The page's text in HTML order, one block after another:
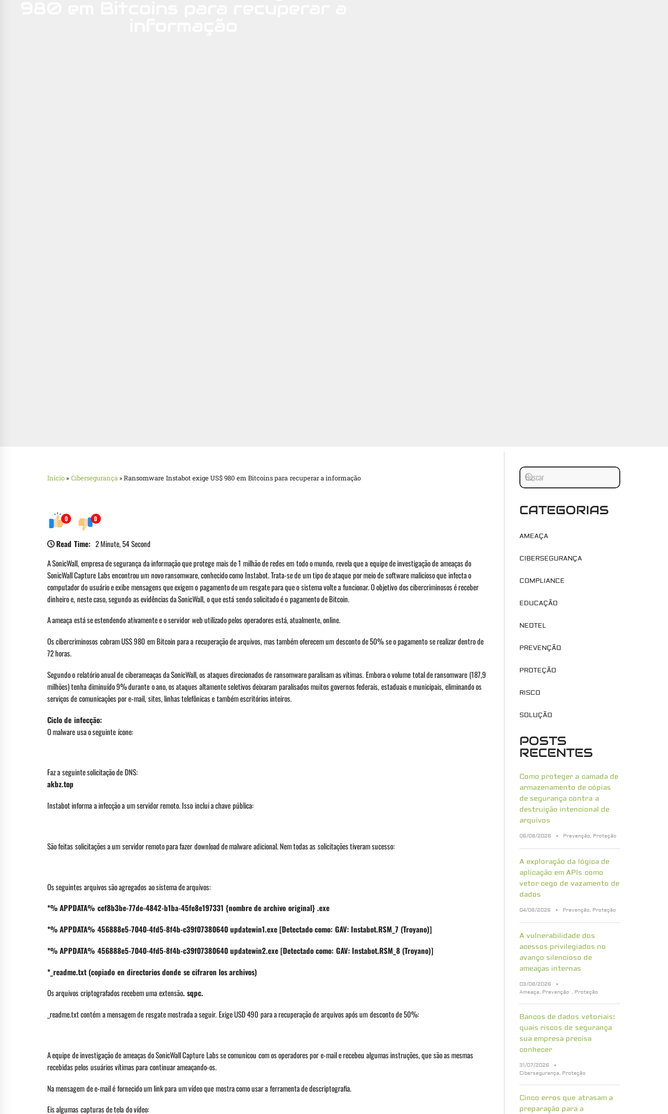
Início » Cibersegurança »Ransomware Instabot exige US$ 980 em Bitcoins para recuperar a informação
0 0
Read Time: 2 Minute, 54 Second
A SonicWall, empresa de segurança da informação que protege mais de 1 milhão de redes em todo o mundo, revela que a equipe de investigação de ameaças do
SonicWall Capture Labs encontrou um novo ransomware, conhecido como Instabot. Trata-se de um tipo de ataque por meio de software malicioso que infecta o
computador do usuário e exibe mensagens que exigem o pagamento de um resgate para que o sistema volte a funcionar. O objetivo dos cibercriminosos é receber
dinheiro e, neste caso, segundo as evidências da SonicWall, o que está sendo solicitado é o pagamento de Bitcoin.
A ameaça está se estendendo ativamente e o servidor web utilizado pelos operadores está, atualmente, online.
Os cibercriminosos cobram US$ 980 em Bitcoin para a recuperação de arquivos, mas também oferecem um desconto de 50% se o pagamento se realizar dentro de
72 horas.
Segundo o relatório anual de ciberameaças da SonicWall, os ataques direcionados de ransomware paralisam as vítimas. Embora o volume total de ransomware (187,9
milhões) tenha diminuído 9% durante o ano, os ataques altamente seletivos deixaram paralisados muitos governos federais, estaduais e municipais, eliminando os
serviços de comunicações por e-mail, sites, linhas telefônicas e também escritórios inteiros.
Ciclo de infecção:
O malware usa o seguinte ícone:
Faz a seguinte solicitação de DNS:
akbz.top
Instabot informa a infecção a um servidor remoto. Isso inclui a chave pública:
São feitas solicitações a um servidor remoto para fazer download de malware adicional. Nem todas as solicitações tiveram sucesso:
Os seguintes arquivos são agregados ao sistema de arquivos:
*% APPDATA% cef8b3be-77de-4842-b1ba-45fe8e197331 {nombre de archivo original} .exe
*% APPDATA% 456888e5-7040-4fd5-8f4b-c39f07380640 updatewin1.exe [Detectado como: GAV: Instabot.RSM_7 (Troyano)]
*% APPDATA% 456888e5-7040-4fd5-8f4b-c39f07380640 updatewin2.exe [Detectado como: GAV: Instabot.RSM_8 (Troyano)]
*_readme.txt (copiado en directorios donde se cifraron los archivos)
Os arquivos criptografados recebem uma extensão. sqpc.
_readme.txt contém a mensagem de resgate mostrada a seguir. Exige USD 490 para a recuperação de arquivos após um desconto de 50%:
A equipe de investigação de ameaças do SonicWall Capture Labs se comunicou com os operadores por e-mail e recebeu algumas instruções, que são as mesmas
recebidas pelos usuários vítimas para continuar ameaçando-os.
Na mensagem de e-mail é fornecido um link para um vídeo que mostra como usar a ferramenta de descriptografia.
Eis algumas capturas de tela do vídeo:
CATEGORIAS
AMEAÇA
CIBERSEGURANÇA
COMPLIANCE
EDUCAÇÃO
NEOTEL
PREVENÇÃO
PROTEÇÃO
RISCO
SOLUÇÃO
POSTS
RECENTES
Como proteger a camada de
armazenamento de cópias
de segurança contra a
destruição intencional de
arquivos
06/08/2026 Prevenção, Proteção
A exploração da lógica de
aplicação em APIs como
vetor cego de vazamento de
dados
04/08/2026 Prevenção, Proteção
A vulnerabilidade dos
acessos privilegiados no
avanço silencioso de
ameaças internas
03/08/2026
Ameaça
Prevenção Proteção
Bancos de dados vetoriais:
quais riscos de segurança
sua empresa precisa
conhecer
31/07/2026
Cibersegurança
Proteção
Cinco erros que atrasam a
preparação para a